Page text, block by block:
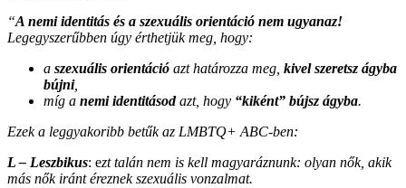
“A nemi identitás és a szexuális orientáció nem ugyanaz!
Legegyszerűbben úgy érthetjük meg, hogy:
a szexuális orientáció azt határozza meg, kivel szeretsz ágyba
bújni,
míg a nemi identitásodazt, hogy “kiként” bújsz ágyba.
Ezek a leggyakoribb betűk az LMBTQ+ ABC-ben:
L – Leszbikus: ezt talán nem is kell magyaráznunk: olyan nők, akik
más nők iránt éreznek szexuális vonzalmat.